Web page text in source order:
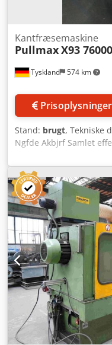
Tyskland 574 km
Kantfræsemaskine
PullmaxX93
Prisoplysninger
Stand: brugt, Tekniske
Ngfde Akbjrf Samlet
ca.: 1270 kg
Anvendelse:
mindste lige kant = 3
= 70 kp/mm (690 N/
10 mm
afgratningsbredde =
afgratningsbredde =
afgratningsbredde =
(afgratningsvinkel) 25°
Nedholder manuel
200 mm; Tanding fin /
størrelse: D:220 x
350 x 100 mm; Visning